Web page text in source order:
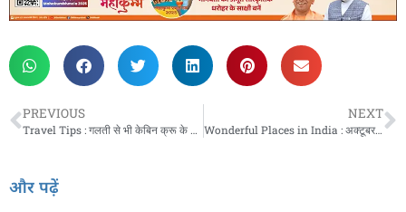
PREVIOUS
Travel Tips : गलती से भी केबिन क्रू के साथ किया ये काम, लगेगा 30 लाख का जुर्माना
NEXT
Wonderful Places in India : अक्टूबर के महीने में घूमें भारत की इन शानदार जगहों पर, जिंदगी एकदम हसीन हो जाएगी
और पढ़ें